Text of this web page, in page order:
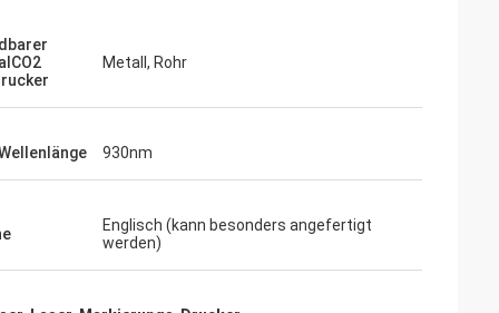
Metall, Rohr
930nm
Englisch (kann besonders angefertigt
werden)